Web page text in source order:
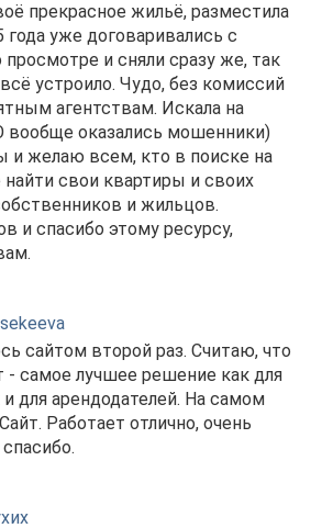
прекрасное жильё, разместила
года уже договаривались с
и сняли сразу же, так
устроило. Чудо, без комиссий
агентствам. Искала на
оказались мошенники)
и желаю всем, кто в поиске на
свои квартиры и своих
и жильцов.
и спасибо этому ресурсу,
сайтом второй раз. Считаю, что
- самое лучшее решение как для
для арендодателей. На самом
Работает отлично, очень